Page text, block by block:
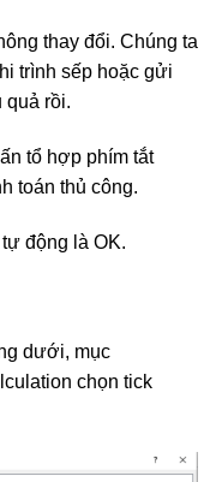
thay đổi. Chúng ta
trình sếp hoặc gửi
quả rồi.
tổ hợp phím tắt
toán thủ công.
động là OK.
dưới, mục
chọn tick